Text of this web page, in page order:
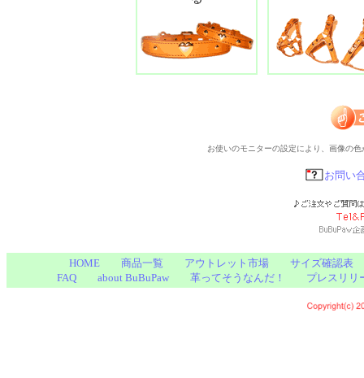
お使いのモニターの設定により、画像の
お問い
HOME 商品一覧 アウトレット市場
サイズ確認表
FAQ
about BuBuPaw 革ってそうなんだ！ プレスリリ